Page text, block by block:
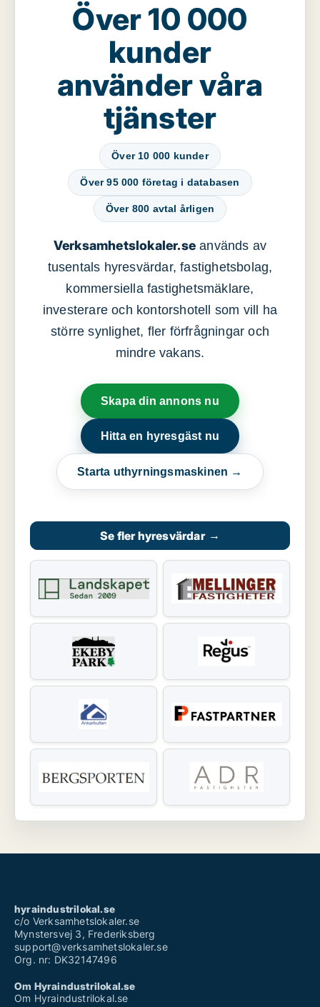
Över 10 000
kunder
använder våra
tjänster
Över 10 000 kunder
Över 95 000 företag i databasen
Över 800 avtal årligen
Verksamhetslokaler.se används av
tusentals hyresvärdar, fastighetsbolag,
kommersiella fastighetsmäklare,
investerare och kontorshotell som vill ha
större synlighet, fler förfrågningar och
mindre vakans.
Skapa din annons nu
Hitta en hyresgäst nu
Starta uthyrningsmaskinen →
Se fler hyresvärdar →
hyraindustrilokal.se
c/o Verksamhetslokaler.se
Mynstersvej 3, Frederiksberg
support@verksamhetslokaler.se
Org. nr: DK32147496
Om Hyraindustrilokal.se
Om Hyraindustrilokal.se